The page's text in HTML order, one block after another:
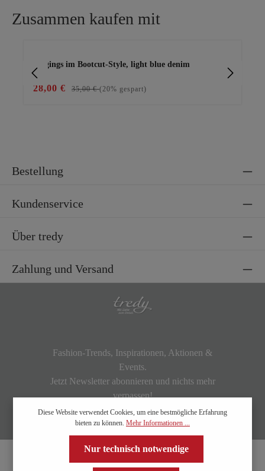
Zusammen kaufen mit
Jeggings im Bootcut-Style, light blue denim
28,00 € 35,00 €(20% gespart)
Bestellung
Kundenservice
Über tredy
Zahlung und Versand
Fashion-Trends, Inspirationen, Aktionen &
Events.
Jetzt Newsletter abonnieren und nichts mehr
verpassen!
Diese Website verwendet Cookies, um eine bestmögliche Erfahrung
bieten zu können. Mehr Informationen ...
Nur technisch notwendige